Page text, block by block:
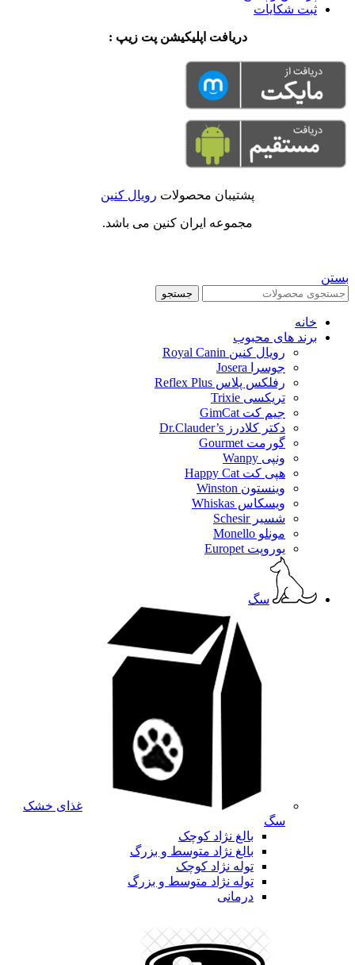
ثبت شکایات
دریافت اپلیکیشن پت زیپ :
پشتیبان محصولات رویال کنین
مجموعه ایران کنین می باشد.
بستن
جستجو
خانه
برند های محبوب
رویال کنین Royal Canin
جوسرا Josera
رفلکس پلاس Reflex Plus
تریکسی Trixie
جیم کت GimCat
دکتر کلادرز Dr.Clauder’s
گورمت Gourmet
ونپی Wanpy
هپی کت Happy Cat
وینستون Winston
ویسکاس Whiskas
شسیر Schesir
مونلو Monello
یوروپت Europet
سگ
غذای خشک
سگ
بالغ نژاد کوچک
بالغ نژاد متوسط و بزرگ
توله نژاد کوچک
توله نژاد متوسط و بزرگ
درمانی